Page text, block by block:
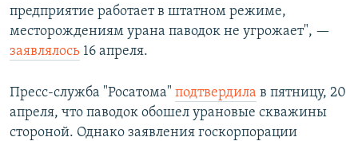
предприятие работает в штатном режиме,
месторождениям урана паводок не угрожает", —
заявлялось 16 апреля.
Пресс-служба "Росатома" подтвердила в пятницу, 20
апреля, что паводок обошел урановые скважины
стороной. Однако заявления госкорпорации